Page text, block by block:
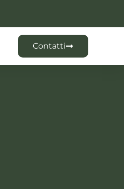
Contatti